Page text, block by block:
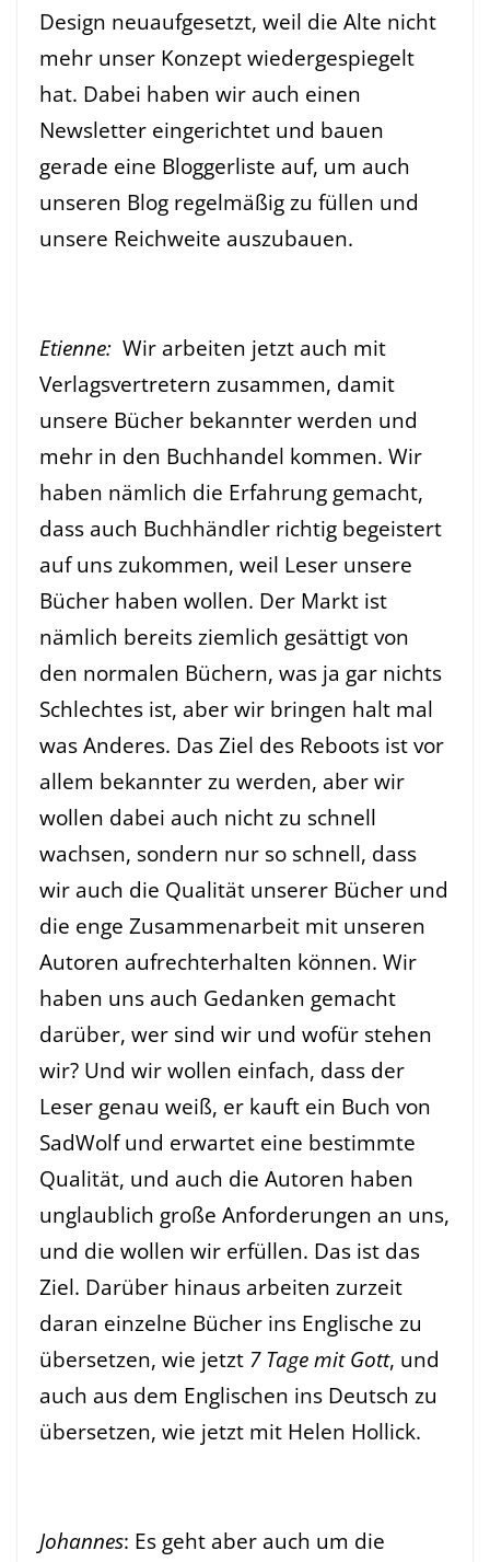
Design neuaufgesetzt, weil die Alte nicht
mehr unser Konzept wiedergespiegelt
hat. Dabei haben wir auch einen
Newsletter eingerichtet und bauen
gerade eine Bloggerliste auf, um auch
unseren Blog regelmäßig zu füllen und
unsere Reichweite auszubauen.
Etienne: Wir arbeiten jetzt auch mit
Verlagsvertretern zusammen, damit
unsere Bücher bekannter werden und
mehr in den Buchhandel kommen. Wir
haben nämlich die Erfahrung gemacht,
dass auch Buchhändler richtig begeistert
auf uns zukommen, weil Leser unsere
Bücher haben wollen. Der Markt ist
nämlich bereits ziemlich gesättigt von
den normalen Büchern, was ja gar nichts
Schlechtes ist, aber wir bringen halt mal
was Anderes. Das Ziel des Reboots ist vor
allem bekannter zu werden, aber wir
wollen dabei auch nicht zu schnell
wachsen, sondern nur so schnell, dass
wir auch die Qualität unserer Bücher und
die enge Zusammenarbeit mit unseren
Autoren aufrechterhalten können. Wir
haben uns auch Gedanken gemacht
darüber, wer sind wir und wofür stehen
wir? Und wir wollen einfach, dass der
Leser genau weiß, er kauft ein Buch von
SadWolf und erwartet eine bestimmte
Qualität, und auch die Autoren haben
unglaublich große Anforderungen an uns,
und die wollen wir erfüllen. Das ist das
Ziel. Darüber hinaus arbeiten zurzeit
daran einzelne Bücher ins Englische zu
übersetzen, wie jetzt 7 Tage mit Gott, und
auch aus dem Englischen ins Deutsch zu
übersetzen, wie jetzt mit Helen Hollick.
Johannes: Es geht aber auch um die